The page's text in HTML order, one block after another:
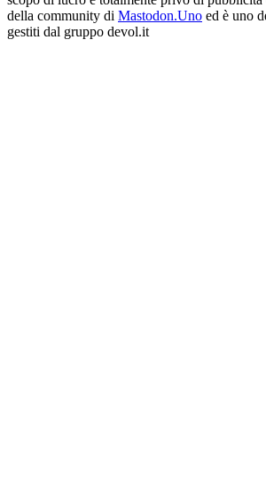
della community di Mastodon.Uno ed è uno
gestiti dal gruppo devol.it